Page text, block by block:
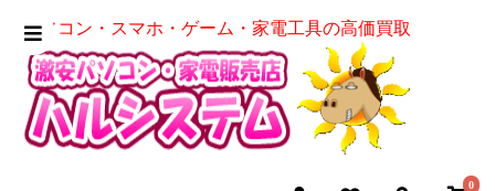
パソコン・スマホ・ゲーム・家電工具の高価買取
0